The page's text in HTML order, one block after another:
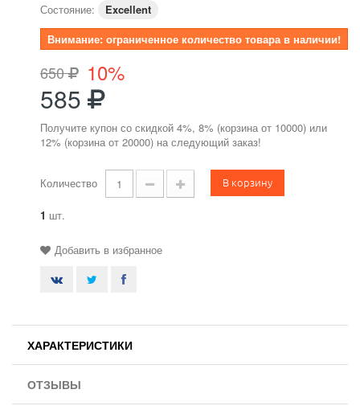
Состояние:
Excellent
Внимание: ограниченное количество товара в наличии!
650 10%
585
Получите купон со скидкой 4%, 8% (корзина от 10000) или
12% (корзина от 20000) на следующий заказ!
Количество В корзину
1 шт.
Добавить в избранное
ХАРАКТЕРИСТИКИ
ОТЗЫВЫ